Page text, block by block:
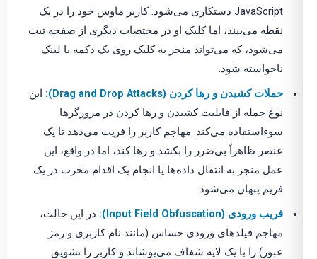
JavaScript دستکاری می‌شود. کاربر ماوس خود را در یک
نقطه می‌بیند، اما کلیک او در مختصات دیگری از صفحه ثبت
می‌شود، که می‌تواند منجر به کلیک روی یک دکمه یا لینک
ناخواسته شود.
حملات کشیدن و رها کردن (Drag and Drop Attacks):
این
نوع حمله از قابلیت کشیدن و رها کردن در مرورگرها
سوءاستفاده می‌کند. مهاجم کاربر را فریب می‌دهد تا یک
عنصر ظاهراً بی‌ضرر را بکشد و رها کند، اما در واقع، این
عمل منجر به انتقال داده‌ها یا انجام یک اقدام مخرب در یک
فریم پنهان می‌شود.
فریب ورودی (Input Field Obfuscation):
در این حالت،
مهاجم فیلدهای ورودی حساس (مانند نام کاربری و رمز
عبور) را با یک لایه شفاف می‌پوشاند و کاربر را تشویق